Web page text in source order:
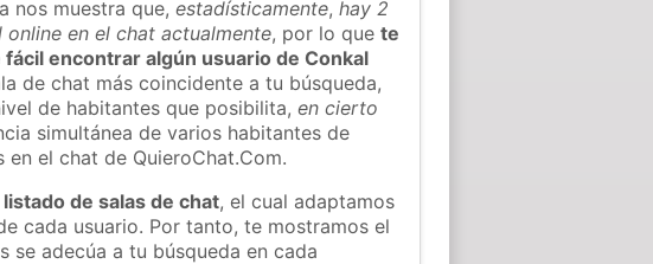
nos muestra que,estadísticamente,hay 2
online en el chat actualmente, por lo quete
encontrar algún usuario de Conkal
de chat más coincidente a tu búsqueda,
de habitantes que posibilita,en cierto
simultánea de varios habitantes de
en el chat de QuieroChat.Com.
listado de salas de chat, el cual adaptamos
cada usuario. Por tanto, te mostramos el
se adecúa a tu búsqueda en cada